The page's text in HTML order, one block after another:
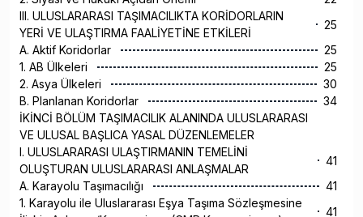
III. ULUSLARARASI TAŞIMACILIKTA KORİDORLARIN
YERİ VE ULAŞTIRMA FAALİYETİNE ETKİLERİ
25
A. Aktif Koridorlar
25
1. AB Ülkeleri
25
2. Asya Ülkeleri
30
B. Planlanan Koridorlar
34
İKİNCİ BÖLÜM TAŞIMACILIK ALANINDA ULUSLARARASI
VE ULUSAL BAŞLICA YASAL DÜZENLEMELER
I. ULUSLARARASI ULAŞTIRMANIN TEMELİNİ
OLUŞTURAN ULUSLARARASI ANLAŞMALAR
41
A. Karayolu Taşımacılığı
41
1. Karayolu ile Uluslararası Eşya Taşıma Sözleşmesine
41